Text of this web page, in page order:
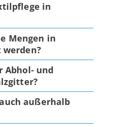
in
Mengen in
Abhol- und
außerhalb